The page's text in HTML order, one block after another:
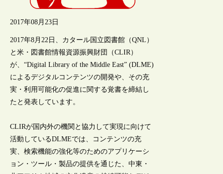
2017年08月23日
2017年8月22日、カタール国立図書館（QNL）
と米・図書館情報資源振興財団（CLIR）
が、“Digital Library of the Middle East” (DLME)
によるデジタルコンテンツの開発や、その充
実・利用可能化の促進に関する覚書を締結し
たと発表しています。
CLIRが国内外の機関と協力して実現に向けて
活動しているDLMEでは、コンテンツの充
実、検索機能の強化等のためのアプリケーシ
ョン・ツール・製品の提供を通じた、中東・